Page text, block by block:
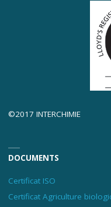
©2017 INTERCHIMIE
DOCUMENTS
Certificat ISO
Certificat Agriculture